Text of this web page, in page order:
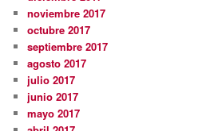
noviembre 2017
octubre 2017
septiembre 2017
agosto 2017
julio 2017
junio 2017
mayo 2017